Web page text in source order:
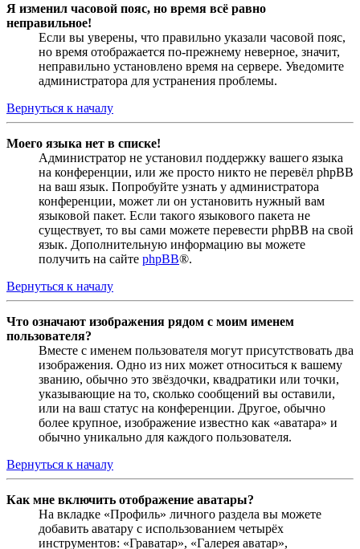
Я изменил часовой пояс, но время всё равно
неправильное!
Если вы уверены, что правильно указали часовой пояс,
но время отображается по-прежнему неверное, значит,
неправильно установлено время на сервере. Уведомите
администратора для устранения проблемы.
Вернуться к началу
Моего языка нет в списке!
Администратор не установил поддержку вашего языка
на конференции, или же просто никто не перевёл phpBB
на ваш язык. Попробуйте узнать у администратора
конференции, может ли он установить нужный вам
языковой пакет. Если такого языкового пакета не
существует, то вы сами можете перевести phpBB на свой
язык. Дополнительную информацию вы можете
получить на сайте phpBB®.
Вернуться к началу
Что означают изображения рядом с моим именем
пользователя?
Вместе с именем пользователя могут присутствовать два
изображения. Одно из них может относиться к вашему
званию, обычно это звёздочки, квадратики или точки,
указывающие на то, сколько сообщений вы оставили,
или на ваш статус на конференции. Другое, обычно
более крупное, изображение известно как «аватара» и
обычно уникально для каждого пользователя.
Вернуться к началу
Как мне включить отображение аватары?
На вкладке «Профиль» личного раздела вы можете
добавить аватару с использованием четырёх
инструментов: «Граватар», «Галерея аватар»,